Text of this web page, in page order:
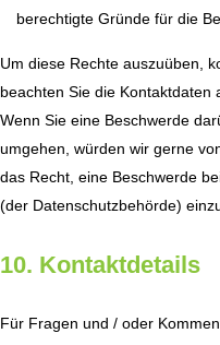
berechtigte Gründe für die
Um diese Rechte auszuüben,
beachten Sie die Kontaktdaten
Wenn Sie eine Beschwerde
umgehen, würden wir gerne
das Recht, eine Beschwerde
(der Datenschutzbehörde)
10. Kontaktdetails
Für Fragen und / oder